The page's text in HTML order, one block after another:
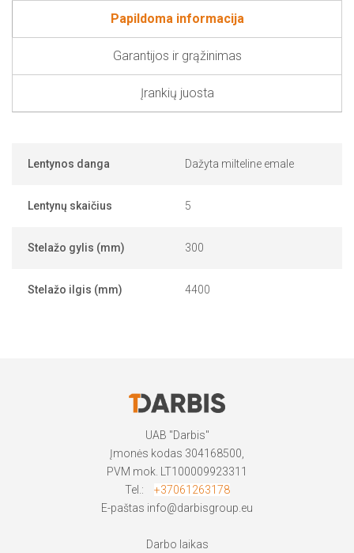
Papildoma informacija
Garantijos ir grąžinimas
Įrankių juosta
Lentynos danga Dažyta milteline emale
Lentynų skaičius 5
Stelažo gylis (mm) 300
Stelažo ilgis (mm) 4400
UAB "Darbis"
Įmonės kodas 304168500,
PVM mok. LT100009923311
Tel.:
+37061263178
E-paštas info@darbisgroup.eu
Darbo laikas